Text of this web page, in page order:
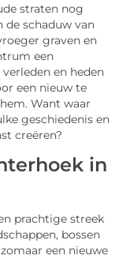
straten nog
de schaduw van
graven en
een
en heden
een nieuw te
Want waar
geschiedenis en
creëren?
in
prachtige streek
bossen
een nieuwe